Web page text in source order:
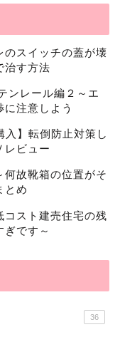
のスイッチの蓋が壊
治す方法
ンレール編２～エ
注意しよう
入】転倒防止対策し
レビュー
何故靴箱の位置がそ
とめ
コスト建売住宅の残
です～
36